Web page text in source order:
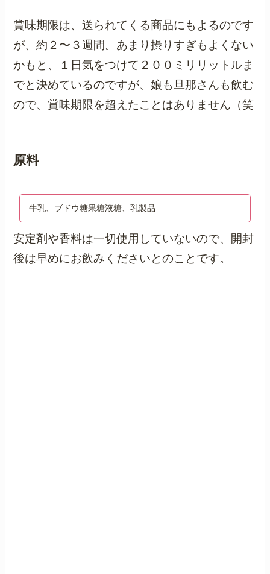
賞味期限は、送られてくる商品にもよるのです
が、約２〜３週間。あまり摂りすぎもよくない
かもと、１日気をつけて２００ミリリットルま
でと決めているのですが、娘も旦那さんも飲む
ので、賞味期限を超えたことはありません（笑
原料
牛乳、ブドウ糖果糖液糖、乳製品
安定剤や香料は一切使用していないので、開封
後は早めにお飲みくださいとのことです。